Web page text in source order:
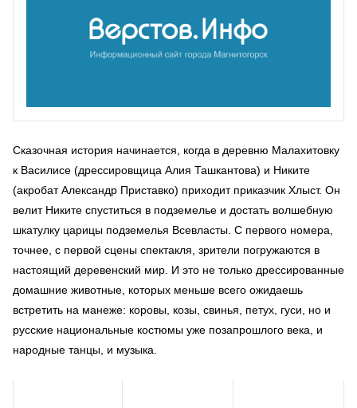
Сказочная история начинается, когда в деревню Малахитовку
к Василисе (дрессировщица Алия Ташкантова) и Никите
(акробат Александр Приставко) приходит приказчик Хлыст. Он
велит Никите спуститься в подземелье и достать волшебную
шкатулку царицы подземелья Всевласты. С первого номера,
точнее, с первой сцены спектакля, зрители погружаются в
настоящий деревенский мир. И это не только дрессированные
домашние животные, которых меньше всего ожидаешь
встретить на манеже: коровы, козы, свинья, петух, гуси, но и
русские национальные костюмы уже позапрошлого века, и
народные танцы, и музыка.